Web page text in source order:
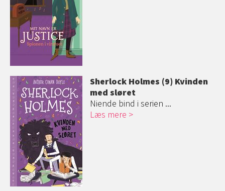
Sherlock Holmes (9) Kvinden
med sløret
Niende bind i serien ...
Læs mere